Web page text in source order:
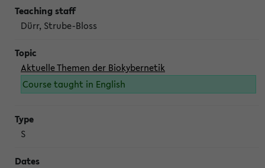
Dürr, Strube-Bloss
Aktuelle Themen der Biokybernetik
Course taught in English
S